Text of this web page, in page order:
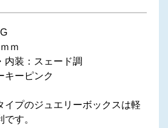
ｍ
内装：スェード調
キーピンク
イプのジュエリーボックスは軽
す。